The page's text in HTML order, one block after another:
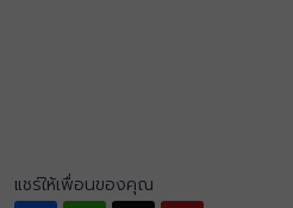
แชร์ให้เพื่อนของคุณ